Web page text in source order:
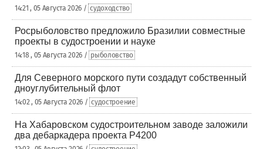
14:21 , 05 Августа 2026 / судоходство
Росрыболовство предложило Бразилии совместные
проекты в судостроении и науке
14:18 , 05 Августа 2026 / рыболовство
Для Северного морского пути создадут собственный
дноуглубительный флот
14:02 , 05 Августа 2026 / судостроение
На Хабаровском судостроительном заводе заложили
два дебаркадера проекта Р4200